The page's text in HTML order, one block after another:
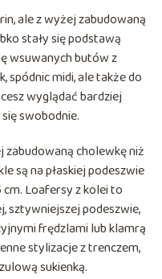
ale z wyżej zabudowaną
stały się podstawą
wsuwanych butów z
spódnic midi, ale także do
wyglądać bardziej
swobodnie.
zabudowaną cholewkę niż
są na płaskiej podeszwie
cm. Loafersy z kolei to
sztywniejszej podeszwie,
frędzlami lub klamrą
stylizacje z trenczem,
sukienką.